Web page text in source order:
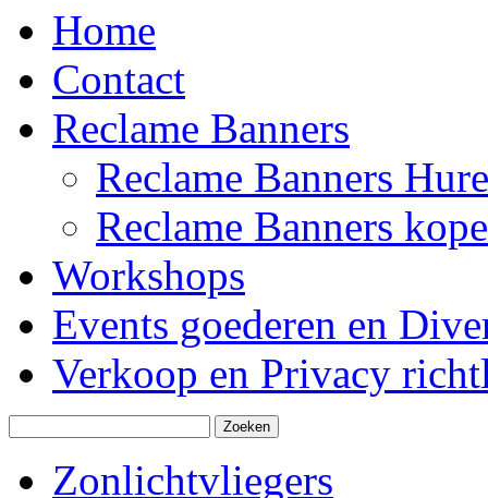
Home
Contact
Reclame Banners
Reclame Banners
Reclame Banners
Workshops
Events goederen en
Verkoop en Privacy
Zonlichtvliegers